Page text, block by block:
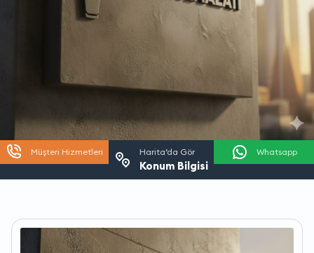
Müşteri Hizmetleri Harita’da Gör
Konum Bilgisi
Whatsapp